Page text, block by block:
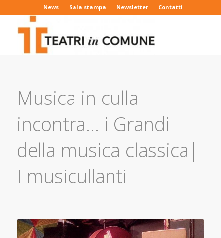
News Sala stampa Newsletter Contatti
Musica in culla
incontra… i Grandi
della musica classica|
I musicullanti